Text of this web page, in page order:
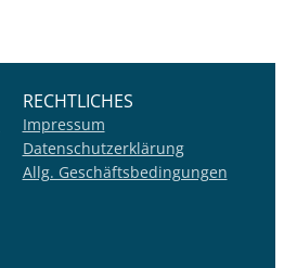
RECHTLICHES
Impressum
Datenschutzerklärung
Allg. Geschäftsbedingungen